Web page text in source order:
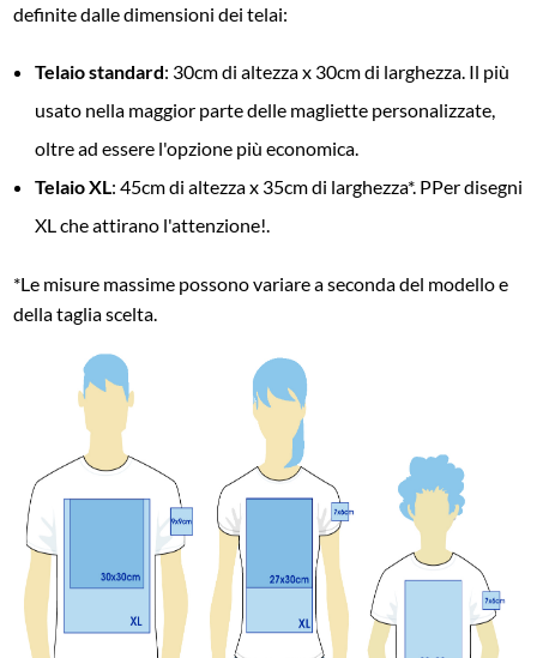
definite dalle dimensioni dei telai:
Telaio standard: 30cm di altezza x 30cm di larghezza. Il più
usato nella maggior parte delle magliette personalizzate,
oltre ad essere l'opzione più economica.
Telaio XL: 45cm di altezza x 35cm di larghezza*. PPer disegni
XL che attirano l'attenzione!.
*Le misure massime possono variare a seconda del modello e
della taglia scelta.